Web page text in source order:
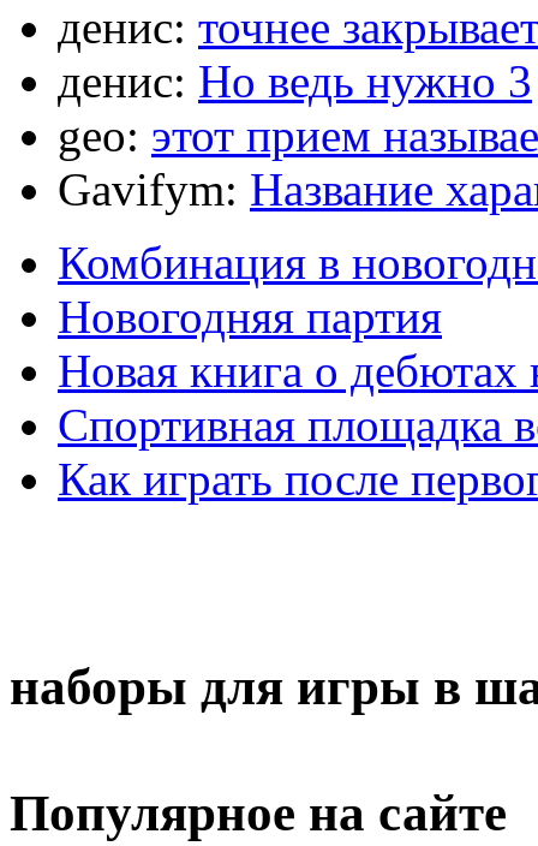
денис: точнее
денис: Но ведь нужно 3
geo: этот прием
Gavifym: Название
Комбинация в
Новогодняя партия
Новая книга о
Спортивная площадка
Как играть после
наборы для игры в
Популярное на сайте